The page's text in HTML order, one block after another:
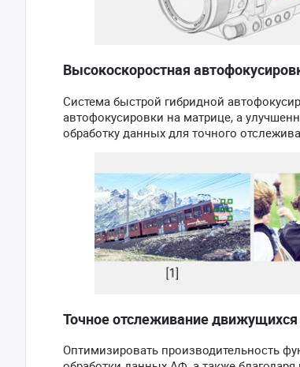
Высокоскоростная
Система быстрой гибридной
автофокусировки на матрице, а
обработку данных для точного
Точное отслеживание
Оптимизировать производительность